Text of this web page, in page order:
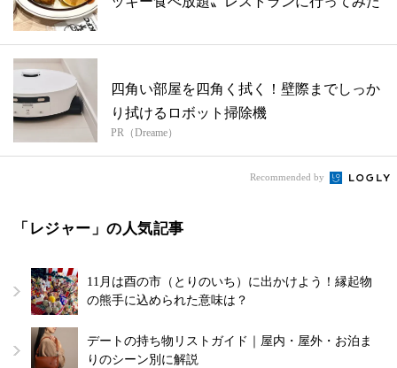
四角い部屋を四角く拭く！壁際までしっか
り拭けるロボット掃除機
PR（Dreame）
Recommended by
「レジャー」の人気記事
11月は酉の市（とりのいち）に出かけよう！縁起物
の熊手に込められた意味は？
デートの持ち物リストガイド｜屋内・屋外・お泊ま
りのシーン別に解説